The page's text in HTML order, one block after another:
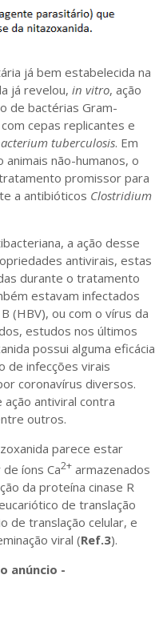
já bem estabelecida na
já revelou, in vitro, ação
de bactérias Gram-
cepas replicantes e
tuberculosis. Em
não-humanos, o
promissor para
a antibióticos Clostridium
a ação desse
antivirais, estas
durante o tratamento
estavam infectados
(HBV), ou com o vírus da
estudos nos últimos
possui alguma eficácia
de infecções virais
coronavírus diversos.
ação antiviral contra
outros.
parece estar
íons Ca2+armazenados
da proteína cinase R
de translação
de translação celular, e
viral (Ref.3).
anúncio -